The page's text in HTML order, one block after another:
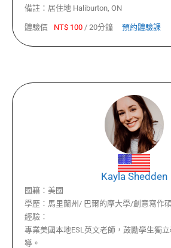
備註： 居住地 Haliburton, ON
體驗價 NT$ 100 / 20分鐘 預約體驗課
Kayla Shedden
國籍： 美國
學歷： 馬里蘭州/ 巴爾的摩大學/創意寫作
經驗：
專業美國本地ESL英文老師，鼓勵學生獨
導。